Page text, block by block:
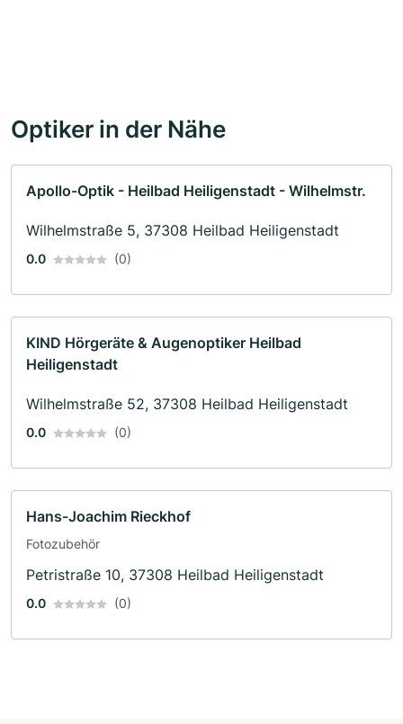
Optiker in der Nähe
Apollo-Optik - Heilbad Heiligenstadt - Wilhelmstr.
Wilhelmstraße 5, 37308 Heilbad Heiligenstadt
0.0 (0)
KIND Hörgeräte & Augenoptiker Heilbad
Heiligenstadt
Wilhelmstraße 52, 37308 Heilbad Heiligenstadt
0.0 (0)
Hans-Joachim Rieckhof
Fotozubehör
Petristraße 10, 37308 Heilbad Heiligenstadt
0.0 (0)